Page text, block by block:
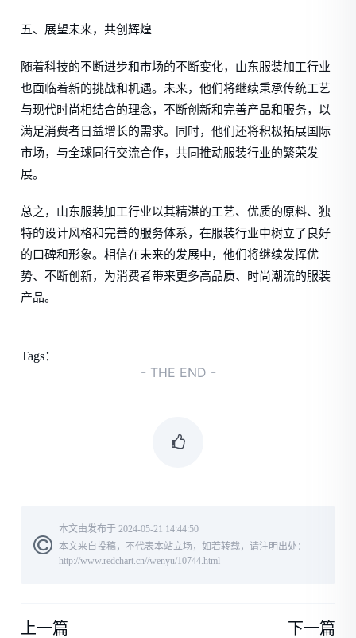
五、展望未来，共创辉煌
随着科技的不断进步和市场的不断变化，山东服装加工行业
也面临着新的挑战和机遇。未来，他们将继续秉承传统工艺
与现代时尚相结合的理念，不断创新和完善产品和服务，以
满足消费者日益增长的需求。同时，他们还将积极拓展国际
市场，与全球同行交流合作，共同推动服装行业的繁荣发
展。
总之，山东服装加工行业以其精湛的工艺、优质的原料、独
特的设计风格和完善的服务体系，在服装行业中树立了良好
的口碑和形象。相信在未来的发展中，他们将继续发挥优
势、不断创新，为消费者带来更多高品质、时尚潮流的服装
产品。
Tags：
- THE END -
本文由发布于 2024-05-21 14:44:50
本文来自投稿，不代表本站立场，如若转载，请注明出处：
http://www.redchart.cn//wenyu/10744.html
上一篇 下一篇